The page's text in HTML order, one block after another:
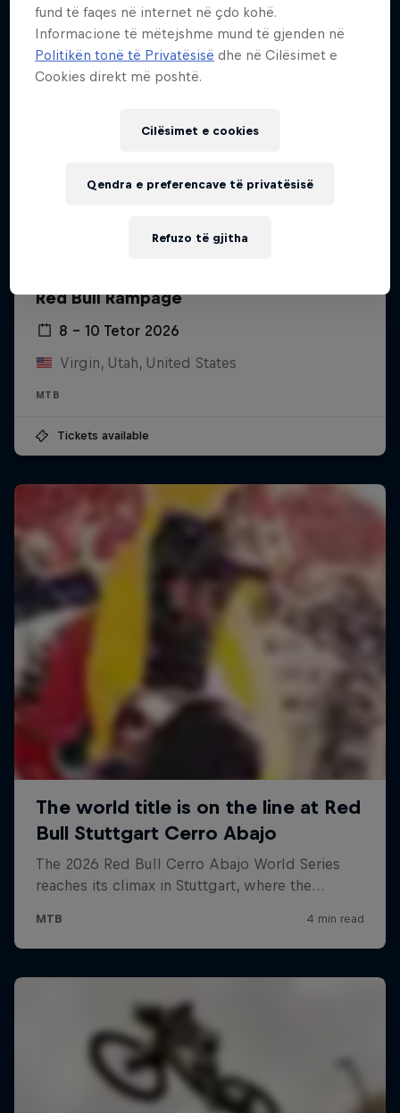
Red Bull Rampage
8 – 10 Tetor 2026
Virgin, Utah, United States
MTB
Tickets available
fund të faqes në internet në çdo kohë.
Informacione të mëtejshme mund të gjenden në
Politikën tonë të Privatësisë dhe në Cilësimet e
Cookies direkt më poshtë.
Cilësimet e cookies
Refuzo të gjitha
Qendra e preferencave të privatësisë